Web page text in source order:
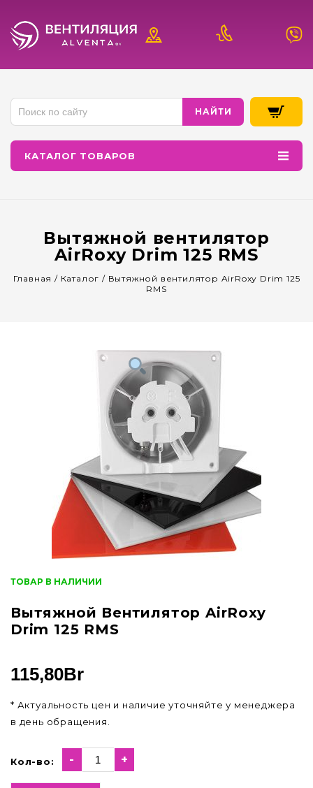
КАТАЛОГ ТОВАРОВ
Вытяжной вентилятор
AirRoxy Drim 125 RMS
Главная / Каталог / Вытяжной вентилятор AirRoxy Drim 125
RMS
ТОВАР В НАЛИЧИИ
Вытяжной Вентилятор AirRoxy
Drim 125 RMS
115,80Br
* Актуальность цен и наличие уточняйте у менеджера
в день обращения.
Кол-во: - +